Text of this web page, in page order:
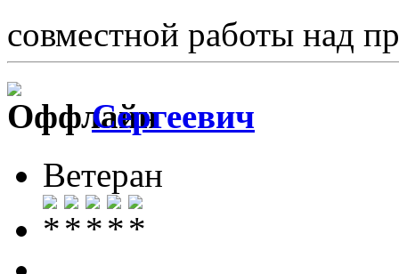
совместной работы над
Сергеевич
Ветеран